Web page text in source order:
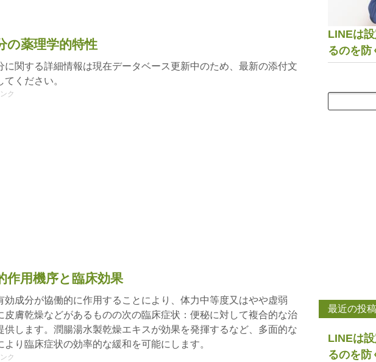
の薬理学的特性
に関する詳細情報は現在データベース更新中のため、最新の添付文
ください。
ク
作用機序と臨床効果
効成分が協働的に作用することにより、体力中等度又はやや虚弱
皮膚乾燥などがあるものの次の臨床症状：便秘に対して複合的な治
供します。潤腸湯水製乾燥エキスが効果を発揮するなど、多面的な
より臨床症状の効率的な緩和を可能にします。
ク
LINEは
るのを防
最近の投稿
LINEは
るのを防